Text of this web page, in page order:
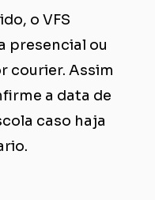
o VFS
presencial ou
courier. Assim
a data de
caso haja